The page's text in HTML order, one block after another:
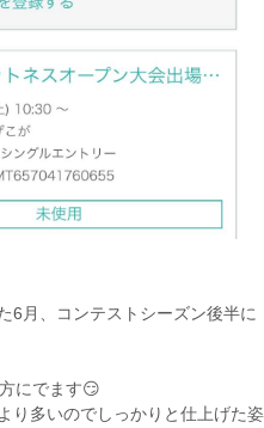
6月、コンテストシーズン後半に
にでます😏
り多いのでしっかりと仕上げた姿